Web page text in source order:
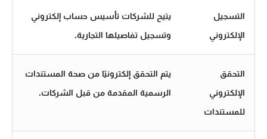
التسجيل
الإلكتروني
يتيح للشركات تأسيس حساب إلكتروني
وتسجيل تفاصيلها التجارية.
التحقق
الإلكتروني
للمستندات
يتم التحقق إلكترونيًا من صحة المستندات
الرسمية المقدمة من قبل الشركات.